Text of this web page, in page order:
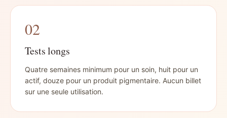
02
Tests longs
Quatre semaines minimum pour un soin, huit pour un
actif, douze pour un produit pigmentaire. Aucun billet
sur une seule utilisation.